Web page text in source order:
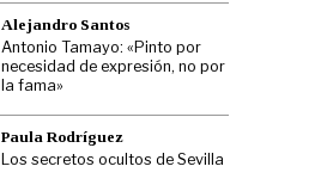
Alejandro Santos
Antonio Tamayo: «Pinto por
necesidad de expresión, no por
la fama»
Paula Rodríguez
Los secretos ocultos de Sevilla